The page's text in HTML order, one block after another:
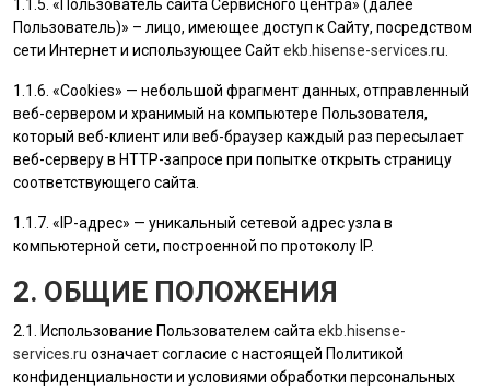
1.1.5. «Пользователь сайта Сервисного центра» (далее
Пользователь)» – лицо, имеющее доступ к Сайту, посредством
сети Интернет и использующее Сайтekb.hisense-services.ru
1.1.6. «Cookies» — небольшой фрагмент данных, отправленный
веб-сервером и хранимый на компьютере Пользователя,
который веб-клиент или веб-браузер каждый раз пересылает
веб-серверу в HTTP-запросе при попытке открыть страницу
соответствующего сайта.
1.1.7. «IP-адрес» — уникальный сетевой адрес узла в
компьютерной сети, построенной по протоколу IP.
2. ОБЩИЕ ПОЛОЖЕНИЯ
2.1. Использование Пользователем сайта ekb.hisense-
services.ru означает согласие с настоящей Политикой
конфиденциальности и условиями обработки персональных